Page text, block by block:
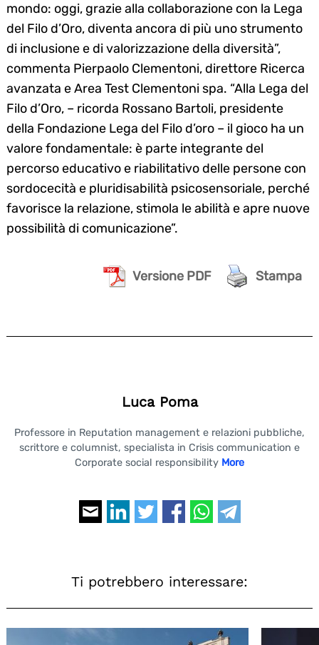
mondo: oggi, grazie alla collaborazione con la Lega
del Filo d’Oro, diventa ancora di più uno strumento
di inclusione e di valorizzazione della diversità”,
commenta Pierpaolo Clementoni, direttore Ricerca
avanzata e Area Test Clementoni spa. “Alla Lega del
Filo d’Oro, – ricorda Rossano Bartoli, presidente
della Fondazione Lega del Filo d’oro – il gioco ha un
valore fondamentale: è parte integrante del
percorso educativo e riabilitativo delle persone con
sordocecità e pluridisabilità psicosensoriale, perché
favorisce la relazione, stimola le abilità e apre nuove
possibilità di comunicazione”.
Versione PDF Stampa
Luca Poma
Professore in Reputation management e relazioni pubbliche,
scrittore e columnist, specialista in Crisis communication e
Corporate social responsibility More
Ti potrebbero interessare: